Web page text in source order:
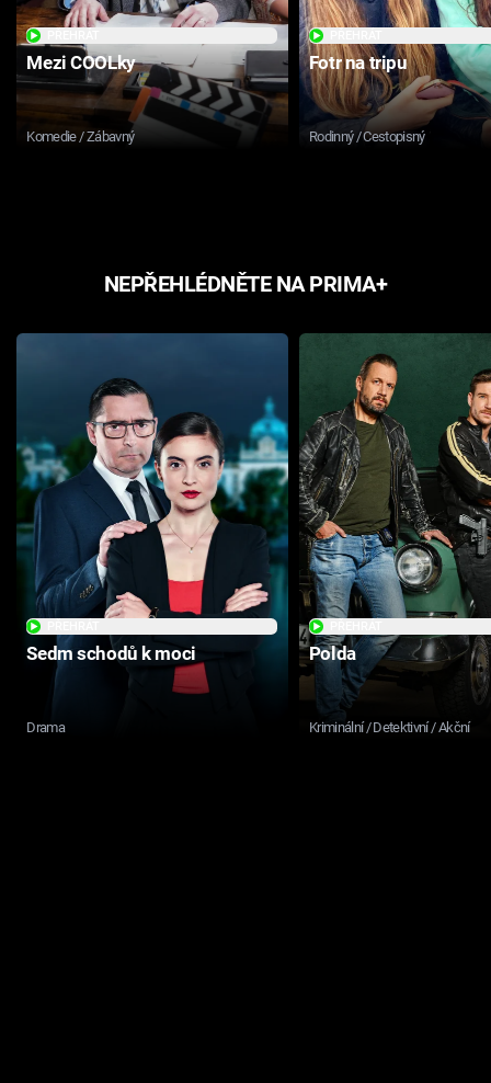
Mezi COOLky
Komedie / Zábavný
Fotr na tripu
Rodinný / Cestopisný
NEPŘEHLÉDNĚTE NA PRIMA+
Sedm schodů k moci
Drama
Polda
Kriminální / Detektivní / Akční